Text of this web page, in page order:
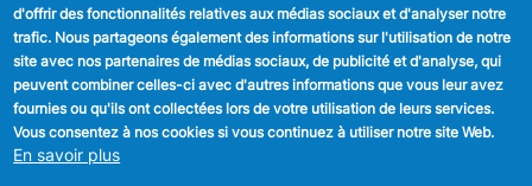
SUIVEZ NOUS
Facebook
Linkedin
d'offrir des fonctionnalités relatives aux médias sociaux et d'analyser notre
trafic. Nous partageons également des informations sur l'utilisation de notre
site avec nos partenaires de médias sociaux, de publicité et d'analyse, qui
peuvent combiner celles-ci avec d'autres informations que vous leur avez
fournies ou qu'ils ont collectées lors de votre utilisation de leurs services.
Vous consentez à nos cookies si vous continuez à utiliser notre site Web.
En savoir plus